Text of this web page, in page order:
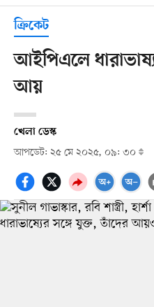
ক্রিকেট
আইপিএলে
আয়
খেলা ডেস্ক
আপডেট: ২৫ মে ২০২৫, ০৯: ৩০